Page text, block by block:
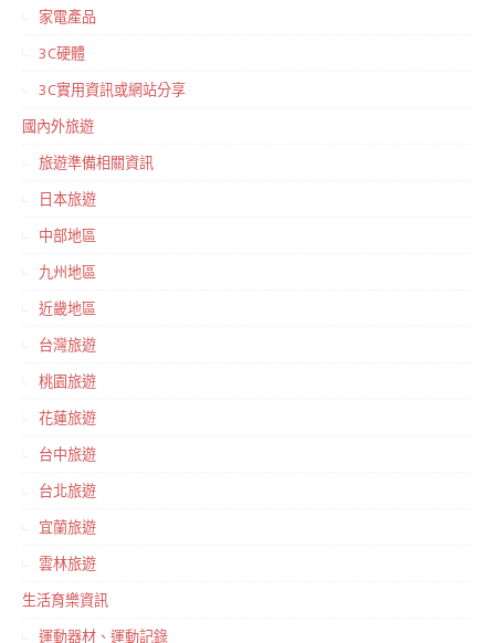
家電產品
3C硬體
3C實用資訊或網站分享
國內外旅遊
旅遊準備相關資訊
日本旅遊
中部地區
九州地區
近畿地區
台灣旅遊
桃園旅遊
花蓮旅遊
台中旅遊
台北旅遊
宜蘭旅遊
雲林旅遊
生活育樂資訊
運動器材、運動記錄